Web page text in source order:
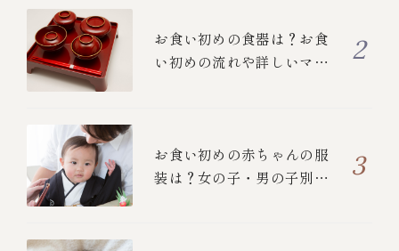
お食い初めの食器は？お食
い初めの流れや詳しいマナ
お食い初めの赤ちゃんの服
装は？女の子・男の子別の